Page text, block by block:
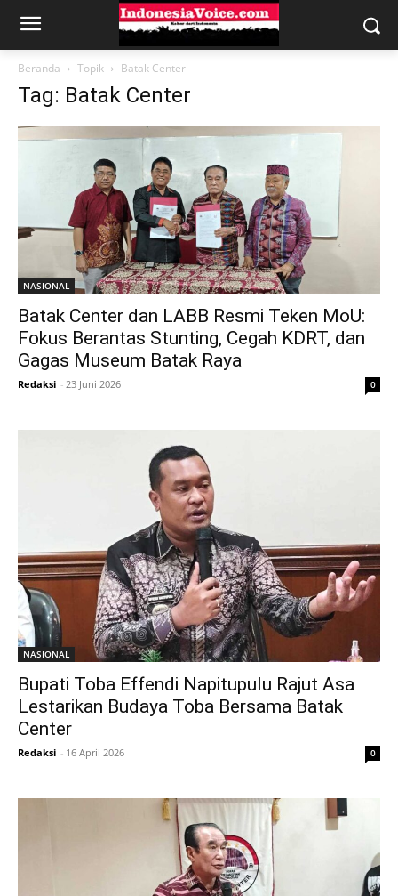
Beranda Topik Batak Center
Tag: Batak Center
NASIONAL
Batak Center dan LABB Resmi Teken MoU:
Fokus Berantas Stunting, Cegah KDRT, dan
Gagas Museum Batak Raya
Redaksi - 23 Juni 2026 0
NASIONAL
Bupati Toba Effendi Napitupulu Rajut Asa
Lestarikan Budaya Toba Bersama Batak
Center
Redaksi - 16 April 2026 0